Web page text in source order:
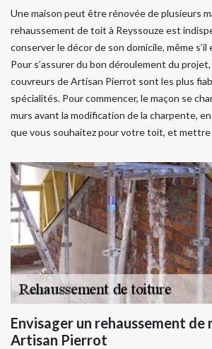
Une maison peut être rénovée de plusieurs
rehaussement de toit à Reyssouze est
conserver le décor de son domicile, même
Pour s’assurer du bon déroulement du
couvreurs de Artisan Pierrot sont les plus
spécialités. Pour commencer, le maçon se
murs avant la modification de la charpente,
que vous souhaitez pour votre toit, et mettre
Envisager un rehaussement de
Artisan Pierrot